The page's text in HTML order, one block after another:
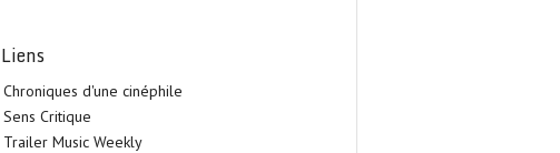
Liens
Chroniques d'une cinéphile
Sens Critique
Trailer Music Weekly